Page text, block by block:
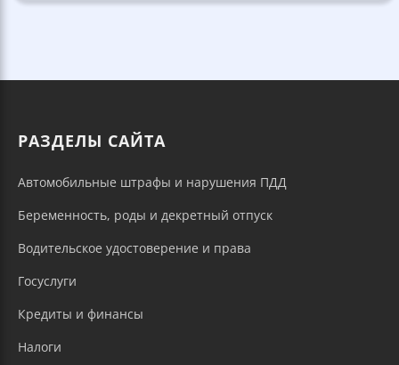
РАЗДЕЛЫ САЙТА
Автомобильные штрафы и нарушения ПДД
Беременность, роды и декретный отпуск
Водительское удостоверение и права
Госуслуги
Кредиты и финансы
Налоги